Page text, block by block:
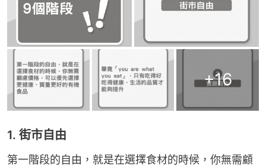
+16
1. 街市自由
第一階段的自由，就是在選擇食材的時候，你無需顧